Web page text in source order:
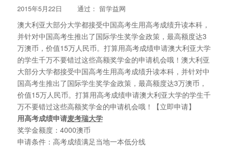
2015年5月22日 通过： 留学益网
澳大利亚大部分大学都接受中国高考生用高考成绩升读本科，
并针对中国高考生推出了国际学生奖学金政策，最高额度达3
万澳币，价值15万人民币。打算用高考成绩申请澳大利亚大学
的学生千万不要错过这些高额奖学金的申请机会哦！ 澳大利亚
大部分大学都接受中国高考生用高考成绩升读本科，并针对中
国高考生推出了国际学生奖学金政策，最高额度达3万澳币，
价值15万人民币。打算用高考成绩申请澳大利亚大学的学生千
万不要错过这些高额奖学金的申请机会哦！【立即申请】
用高考成绩申请麦考瑞大学
奖学金额度：4000澳币
申请条件：高考成绩满足当地一本低分线